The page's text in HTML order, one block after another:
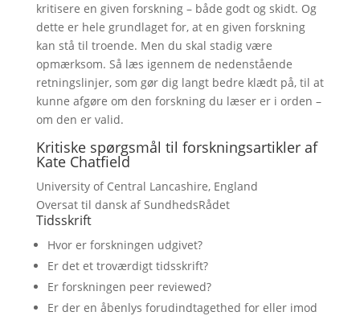
kritisere en given forskning – både godt og skidt. Og
dette er hele grundlaget for, at en given forskning
kan stå til troende. Men du skal stadig være
opmærksom. Så læs igennem de nedenstående
retningslinjer, som gør dig langt bedre klædt på, til at
kunne afgøre om den forskning du læser er i orden –
om den er valid.
Kritiske spørgsmål til forskningsartikler af
Kate Chatfield
University of Central Lancashire, England
Oversat til dansk af SundhedsRådet
Tidsskrift
Hvor er forskningen udgivet?
Er det et troværdigt tidsskrift?
Er forskningen peer reviewed?
Er der en åbenlys forudindtagethed for eller imod